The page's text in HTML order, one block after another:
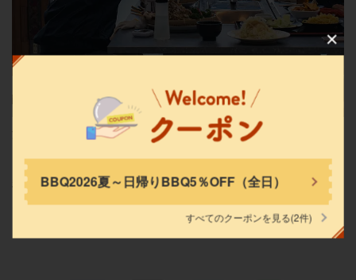
BBQ2026夏～日帰りBBQ5％OFF（全日）
すべてのクーポンを見る(2件)
海を一望できる絶好のロケーション！夕方にはきれいなサンセッ
同士など、どんなシーンにもぴったりです。最大140名までの団体
利用も可能です◎
この店舗情報をシェアする
牡蠣小屋＆BBQ WOOD DESIGN PARK(ウッドデザインパ
愛知県知多郡美浜町小野浦二ツ廻間35－4
https://wooddesignparknoma.owst.jp/
お店情報をコピー